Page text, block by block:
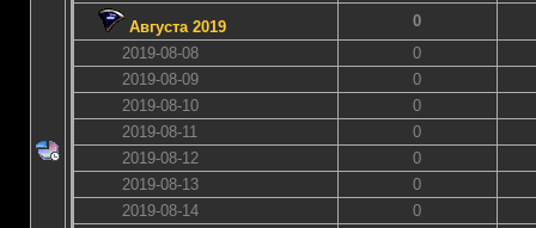
Августа 2019
0
2019-08-08
0
2019-08-09
0
2019-08-10
0
2019-08-11
0
2019-08-12
0
2019-08-13
0
2019-08-14
0